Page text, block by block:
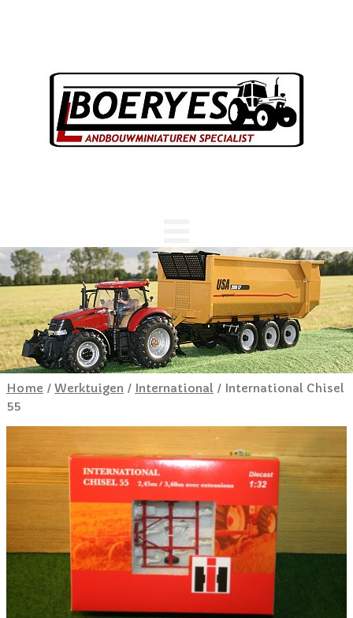
Home / Werktuigen / International / International Chisel
55